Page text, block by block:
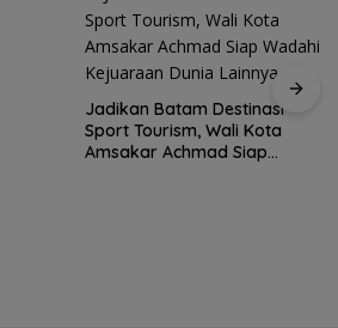
Jadikan Batam Destinasi
Sport Tourism, Wali Kota
Amsakar Achmad Siap